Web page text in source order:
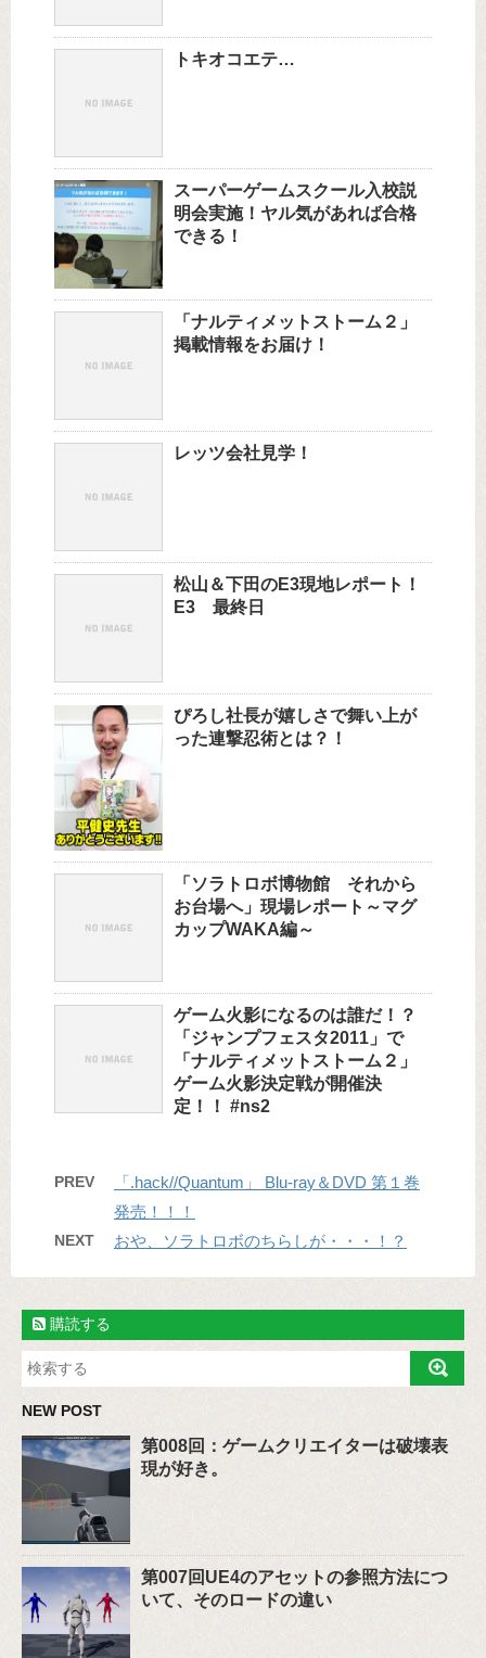
トキオコエテ…
スーパーゲームスクール入校説
明会実施！ヤル気があれば合格
できる！
「ナルティメットストーム２」
掲載情報をお届け！
レッツ会社見学！
松山＆下田のE3現地レポート！
E3 最終日
ぴろし社長が嬉しさで舞い上が
った連撃忍術とは？！
「ソラトロボ博物館 それから
お台場へ」現場レポート～マグ
カップWAKA編～
ゲーム火影になるのは誰だ！？
「ジャンプフェスタ2011」で
「ナルティメットストーム２」
ゲーム火影決定戦が開催決
定！！ #ns2
PREV
「.hack//Quantum」 Blu-ray＆DVD 第１巻
発売！！！
NEXT おや、ソラトロボのちらしが・・・！？
購読する
NEW POST
第008回：ゲームクリエイターは破壊表
現が好き。
第007回UE4のアセットの参照方法につ
いて、そのロードの違い